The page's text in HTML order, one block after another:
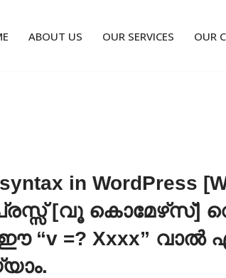
ABOUT US OUR SERVICES OUR
in WordPress
[വൂ കൊമേഴ്‌സ്]
“v =? Xxxx” വാൽ